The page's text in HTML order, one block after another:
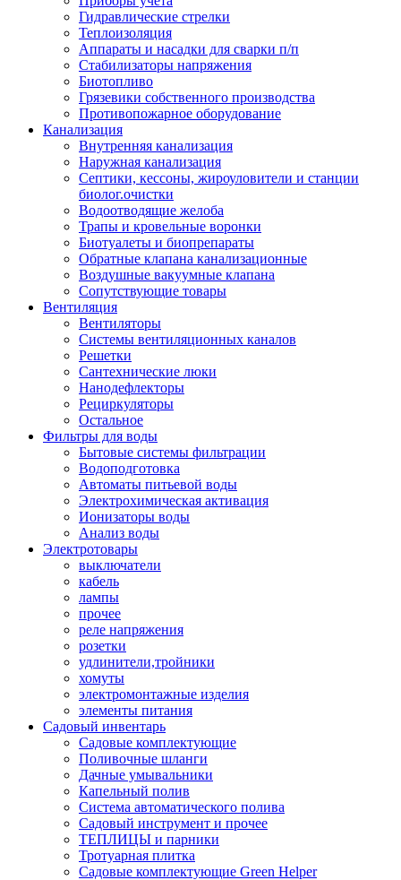
Гидравлические стрелки
Теплоизоляция
Аппараты и насадки для сварки п/п
Стабилизаторы напряжения
Биотопливо
Грязевики собственного производства
Противопожарное оборудование
Канализация
Внутренняя канализация
Наружная канализация
Септики, кессоны, жироуловители и станции
биолог.очистки
Водоотводящие желоба
Трапы и кровельные воронки
Биотуалеты и биопрепараты
Обратные клапана канализационные
Воздушные вакуумные клапана
Сопутствующие товары
Вентиляция
Вентиляторы
Системы вентиляционных каналов
Решетки
Сантехнические люки
Нанодефлекторы
Рециркуляторы
Остальное
Фильтры для воды
Бытовые системы фильтрации
Водоподготовка
Автоматы питьевой воды
Электрохимическая активация
Ионизаторы воды
Анализ воды
Электротовары
выключатели
кабель
лампы
прочее
реле напряжения
розетки
удлинители,тройники
хомуты
электромонтажные изделия
элементы питания
Садовый инвентарь
Садовые комплектующие
Поливочные шланги
Дачные умывальники
Капельный полив
Система автоматического полива
Садовый инструмент и прочее
ТЕПЛИЦЫ и парники
Тротуарная плитка
Садовые комплектующие Green Helper